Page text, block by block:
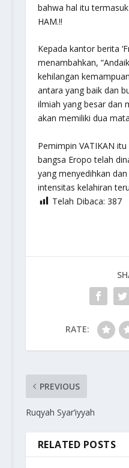
bahwa hal itu
HAM.!!
Kepada kantor berita
menambahkan,
kehilangan
antara yang baik dan
ilmiah yang besar dan
akan memiliki dua
Pemimpin VATIKAN
bangsa Eropo telah
yang menyedihkan
intensitas kelahiran
Telah Dibaca: 387
RATE:
PREVIOUS
Ruqyah Syar’iyyah
RELATED POSTS